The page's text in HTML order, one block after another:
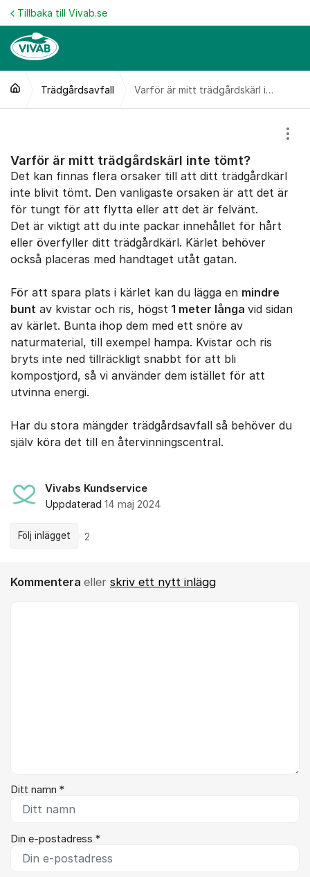
Hoppa till innehåll
Tillbaka till Vivab.se
Trädgårdsavfall Varför är mitt trädgårdskärl inte tömt?
Varför är mitt trädgårdskärl inte tömt?
Det kan finnas flera orsaker till att ditt trädgårdkärl
inte blivit tömt. Den vanligaste orsaken är att det är
för tungt för att flytta eller att det är felvänt.
Det är viktigt att du inte packar innehållet för hårt
eller överfyller ditt trädgårdkärl. Kärlet behöver
också placeras med handtaget utåt gatan.
För att spara plats i kärlet kan du lägga en mindre
bunt av kvistar och ris, högst 1 meter långa vid sidan
av kärlet. Bunta ihop dem med ett snöre av
naturmaterial, till exempel hampa. Kvistar och ris
bryts inte ned tillräckligt snabbt för att bli
kompostjord, så vi använder dem istället för att
utvinna energi.
Har du stora mängder trädgårdsavfall så behöver du
själv köra det till en återvinningscentral.
Vivabs Kundservice
Uppdaterad 14 maj 2024
Följ inlägget 2
Kommentera eller skriv ett nytt inlägg
Ditt namn *
Din e-postadress *